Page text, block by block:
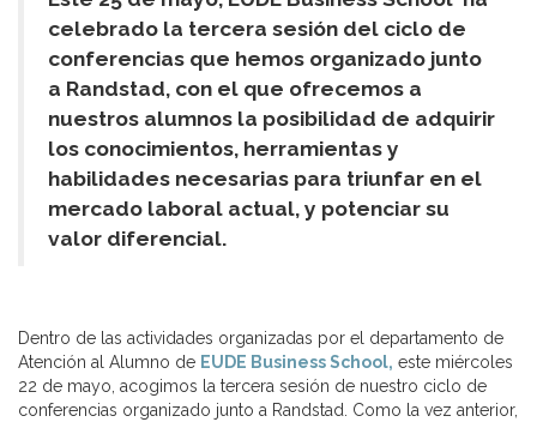
celebrado la tercera sesión del ciclo de
conferencias que hemos organizado junto
a Randstad, con el que ofrecemos a
nuestros alumnos la posibilidad de adquirir
los conocimientos, herramientas y
habilidades necesarias para triunfar en el
mercado laboral actual, y potenciar su
valor diferencial.
Dentro de las actividades organizadas por el departamento de
Atención al Alumno de EUDE Business School, este miércoles
22 de mayo, acogimos la tercera sesión de nuestro ciclo de
conferencias organizado junto a Randstad. Como la vez anterior,